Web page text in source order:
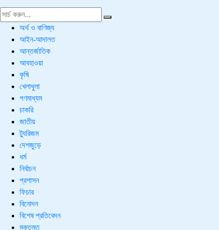
অর্থ ও বাণিজ্য
আইন-আদালত
আন্তর্জাতিক
আবহাওয়া
কৃষি
খেলাধুলা
গণমাধ্যম
চাকরি
জাতীয়
ট্যুরিজম
দেশজুড়ে
ধর্ম
নির্বাচন
প্রশাসন
ফিচার
বিনোদন
বিশেষ প্রতিবেদন
মুক্তমত